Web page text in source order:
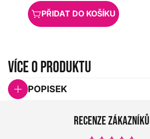
PŘIDAT DO KOŠÍKU
Více o produktu
POPISEK
Recenze zákazníků